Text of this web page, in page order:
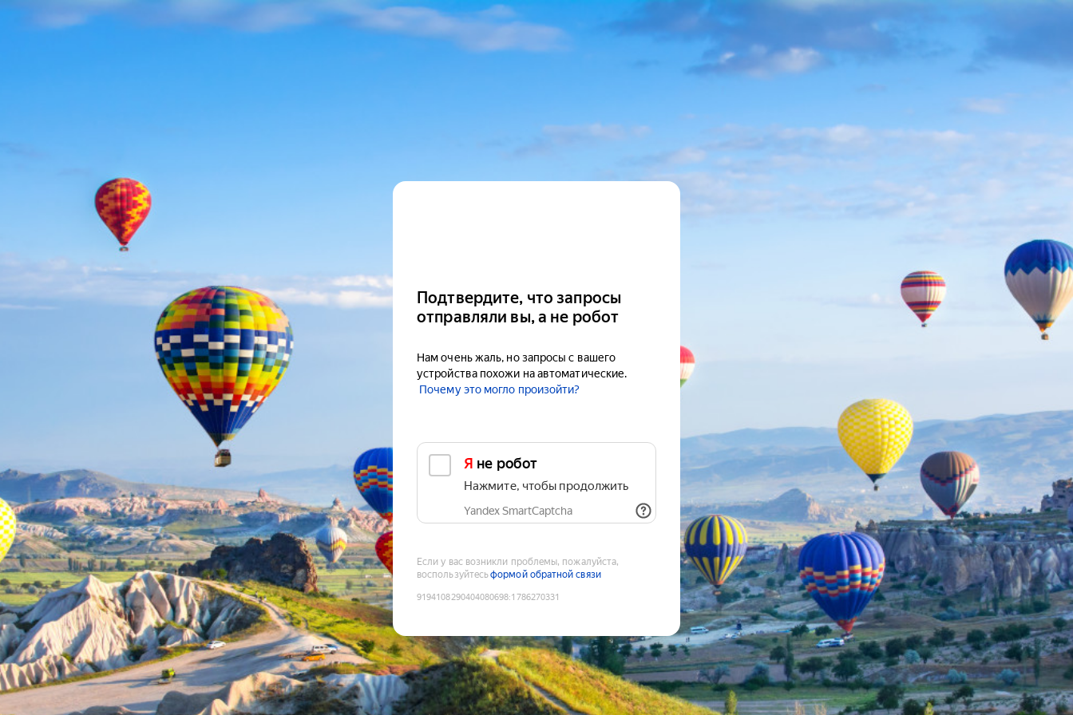
Подтвердите, что запросы
отправляли вы, а не робот
Нам очень жаль, но запросы с вашего
устройства похожи на автоматические.
Почему это могло произойти?
Я не робот
Нажмите, чтобы продолжить
Yandex SmartCaptcha
Если у вас возникли проблемы, пожалуйста,
воспользуйтесьформой обратной связи
9194108290404080698:1786270331